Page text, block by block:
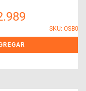
SKU: OSB0040